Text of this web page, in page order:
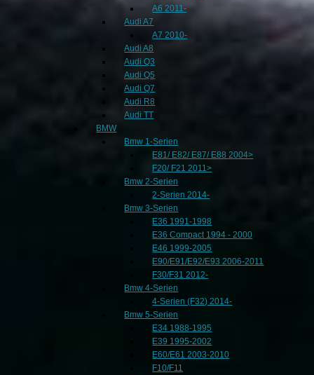
A6 2011-
Audi A7
A7 2010-
Audi A8
Audi Q3
Audi Q5
Audi Q7
Audi R8
Audi TT
BMW
Bmw 1-Serien
E81/ E82/ E87/ E88 2004>
F20/ F21 2011>
Bmw 2-Serien
2-Serien 2014-
Bmw 3-Serien
E36 1991-1998
E36 Compact 1994 - 2000
E46 1999-2005
E90/E91/E92/E93 2006-2011
F30/F31 2012-
Bmw 4-Serien
4-Serien (F32) 2014-
Bmw 5-Serien
E34 1988-1995
E39 1995-2002
E60/E61 2003-2010
F10/F11